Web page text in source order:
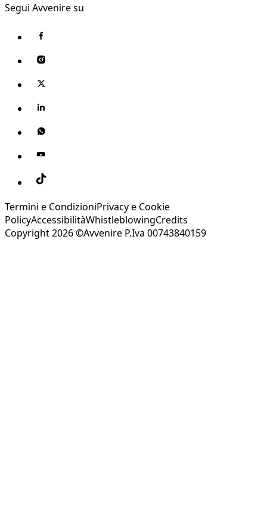
Segui Avvenire su
Termini e CondizioniPrivacy e Cookie
PolicyAccessibilitàWhistleblowingCredits
Copyright 2026 ©Avvenire P.Iva 00743840159